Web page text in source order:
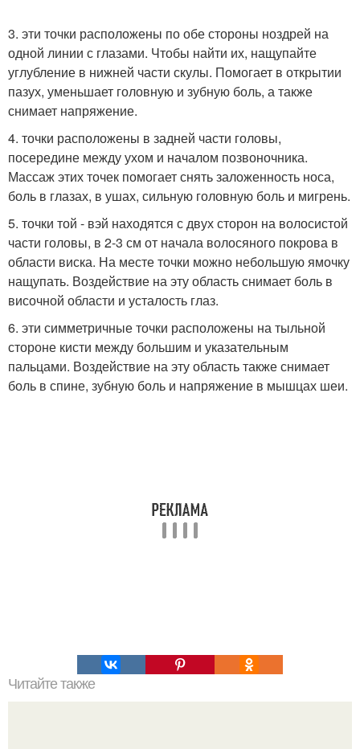
3. эти точки расположены по обе стороны ноздрей на
одной линии с глазами. Чтобы найти их, нащупайте
углубление в нижней части скулы. Помогает в открытии
пазух, уменьшает головную и зубную боль, а также
снимает напряжение.
4. точки расположены в задней части головы,
посередине между ухом и началом позвоночника.
Массаж этих точек помогает снять заложенность носа,
боль в глазах, в ушах, сильную головную боль и мигрень.
5. точки той - вэй находятся с двух сторон на волосистой
части головы, в 2-3 см от начала волосяного покрова в
области виска. На месте точки можно небольшую ямочку
нащупать. Воздействие на эту область снимает боль в
височной области и усталость глаз.
6. эти симметричные точки расположены на тыльной
стороне кисти между большим и указательным
пальцами. Воздействие на эту область также снимает
боль в спине, зубную боль и напряжение в мышцах шеи.
Читайте также